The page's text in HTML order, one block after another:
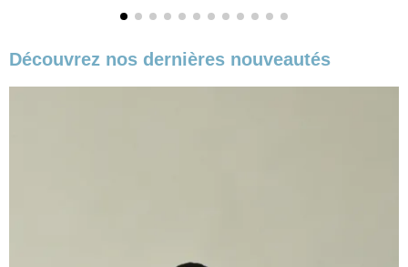
Découvrez nos dernières nouveautés